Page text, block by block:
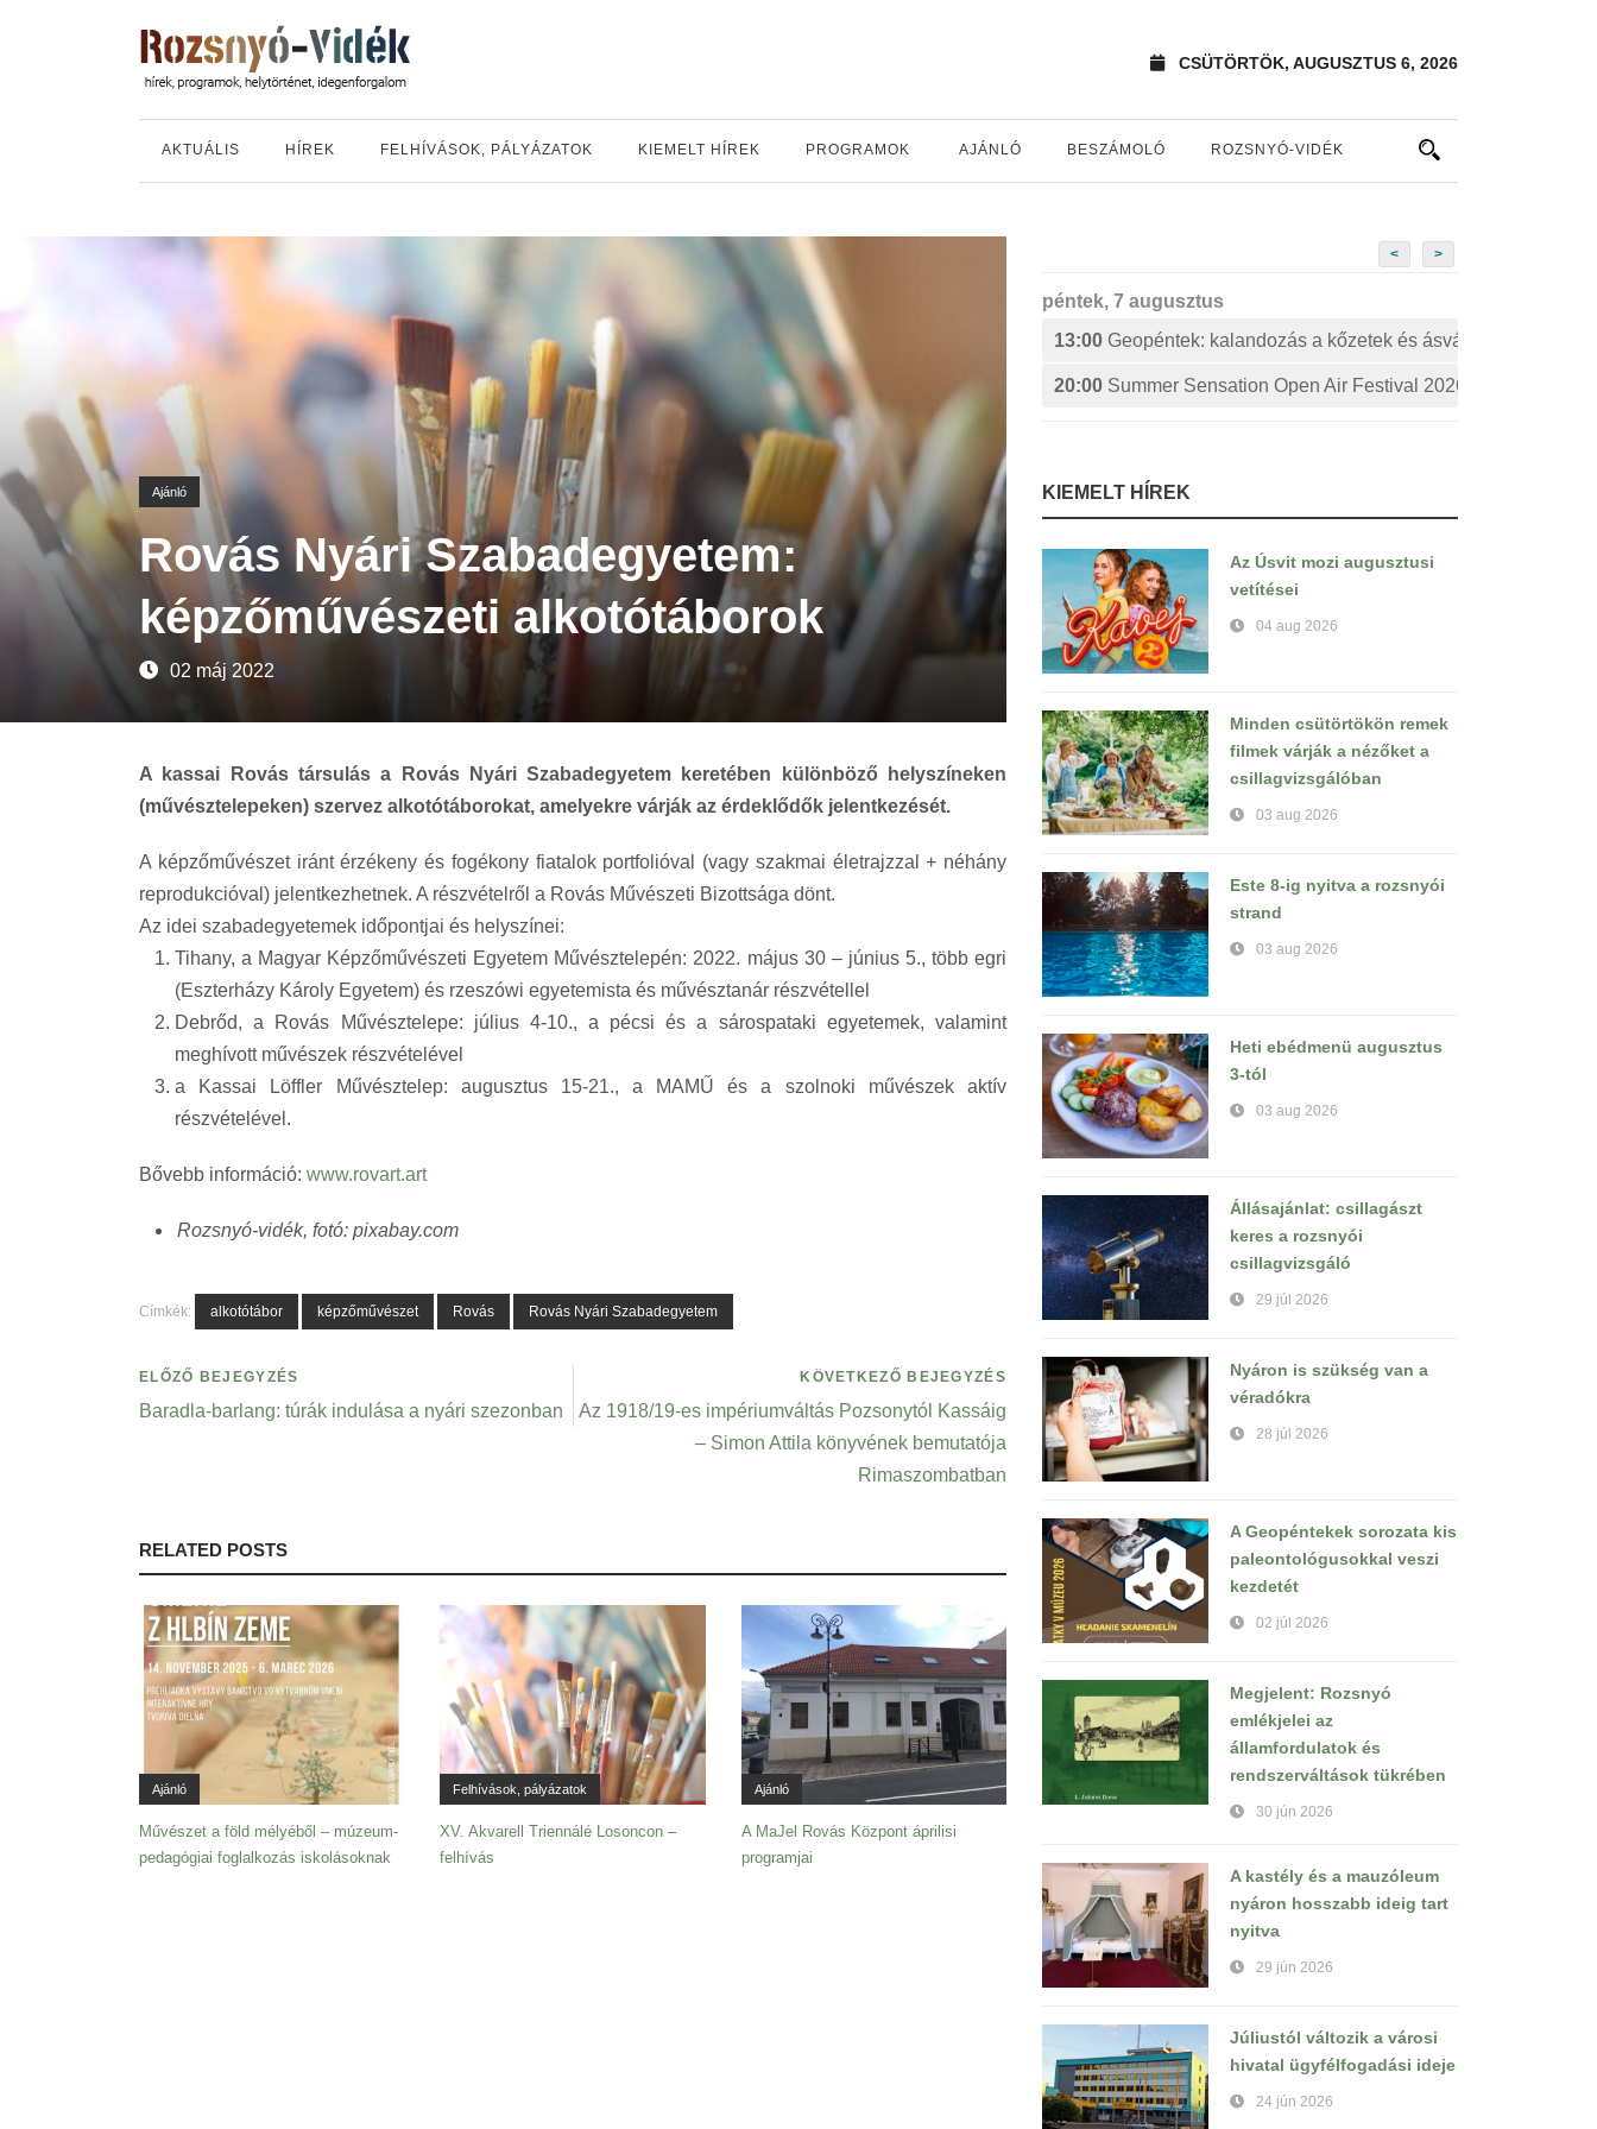
CSÜTÖRTÖK, AUGUSZTUS 6, 2026
AKTUÁLIS HÍREK FELHÍVÁSOK, PÁLYÁZATOK KIEMELT HÍREK PROGRAMOK AJÁNLÓ BESZÁMOLÓ ROZSNYÓ-VIDÉK
Ajánló
Rovás Nyári Szabadegyetem:
képzőművészeti alkotótáborok
02 máj 2022
A kassai Rovás társulás a Rovás Nyári Szabadegyetem keretében különböző helyszíneken
(művésztelepeken) szervez alkotótáborokat, amelyekre várják az érdeklődők jelentkezését.
A képzőművészet iránt érzékeny és fogékony fiatalok portfolióval (vagy szakmai életrajzzal + néhány
reprodukcióval) jelentkezhetnek. A részvételről a Rovás Művészeti Bizottsága dönt.
Az idei szabadegyetemek időpontjai és helyszínei:
Tihany, a Magyar Képzőművészeti Egyetem Művésztelepén: 2022. május 30 – június 5., több egri
(Eszterházy Károly Egyetem) és rzeszówi egyetemista és művésztanár részvétellel
Debrőd, a Rovás Művésztelepe: július 4-10., a pécsi és a sárospataki egyetemek, valamint
meghívott művészek részvételével
a Kassai Löffler Művésztelep: augusztus 15-21., a MAMŰ és a szolnoki művészek aktív
részvételével.
Bővebb információ: www.rovart.art
Rozsnyó-vidék, fotó: pixabay.com
Címkék: alkotótábor képzőművészet Rovás Rovás Nyári Szabadegyetem
ELŐZŐ BEJEGYZÉS
Baradla-barlang: túrák indulása a nyári szezonban
KÖVETKEZŐ BEJEGYZÉS
Az 1918/19-es impériumváltás Pozsonytól Kassáig
– Simon Attila könyvének bemutatója
Rimaszombatban
RELATED POSTS
Ajánló
Művészet a föld mélyéből – múzeum-
pedagógiai foglalkozás iskolásoknak
Felhívások, pályázatok
XV. Akvarell Triennálé Losoncon –
felhívás
Ajánló
A MaJel Rovás Központ áprilisi
programjai
< >
péntek, 7 augusztus
13:00 Geopéntek: kalandozás a kőzetek és ásványok izgalmas
20:00 Summer Sensation Open Air Festival 2026:
KIEMELT HÍREK
Az Úsvit mozi augusztusi
vetítései
04 aug 2026
Minden csütörtökön remek
filmek várják a nézőket a
csillagvizsgálóban
03 aug 2026
Este 8-ig nyitva a rozsnyói
strand
03 aug 2026
Heti ebédmenü augusztus
3-tól
03 aug 2026
Állásajánlat: csillagászt
keres a rozsnyói
csillagvizsgáló
29 júl 2026
Nyáron is szükség van a
véradókra
28 júl 2026
A Geopéntekek sorozata kis
paleontológusokkal veszi
kezdetét
02 júl 2026
Megjelent: Rozsnyó
emlékjelei az
államfordulatok és
rendszerváltások tükrében
30 jún 2026
A kastély és a mauzóleum
nyáron hosszabb ideig tart
nyitva
29 jún 2026
Júliustól változik a városi
hivatal ügyfélfogadási ideje
24 jún 2026